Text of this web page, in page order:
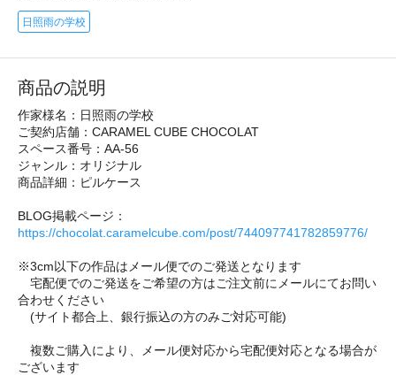
日照雨の学校
商品の説明
作家様名：日照雨の学校
ご契約店舗：CARAMEL CUBE CHOCOLAT
スペース番号：AA-56
ジャンル：オリジナル
商品詳細：ピルケース
BLOG掲載ページ：
https://chocolat.caramelcube.com/post/744097741782859776/
※3cm以下の作品はメール便でのご発送となります
宅配便でのご発送をご希望の方はご注文前にメールにてお問い
合わせください
(サイト都合上、銀行振込の方のみご対応可能)
複数ご購入により、メール便対応から宅配便対応となる場合が
ございます